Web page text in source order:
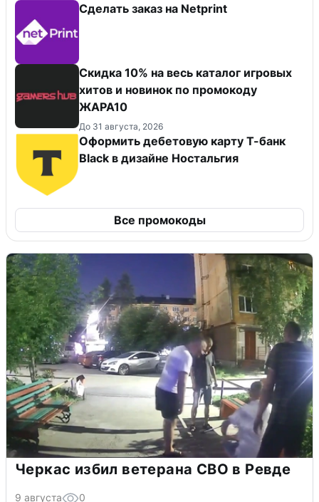
Сделать заказ на Netprint
Скидка 10% на весь каталог игровых
хитов и новинок по промокоду
ЖАРА10
До 31 августа, 2026
Оформить дебетовую карту Т-банк
Black в дизайне Ностальгия
Все промокоды
Черкас избил ветерана СВО в Ревде
9 августа 0